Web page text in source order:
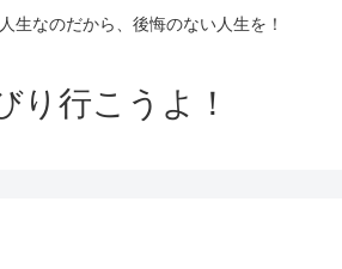
生なのだから、後悔のない人生を！
り行こうよ！